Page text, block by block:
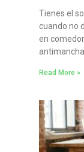
Tienes el
cuando no
en
Read More »